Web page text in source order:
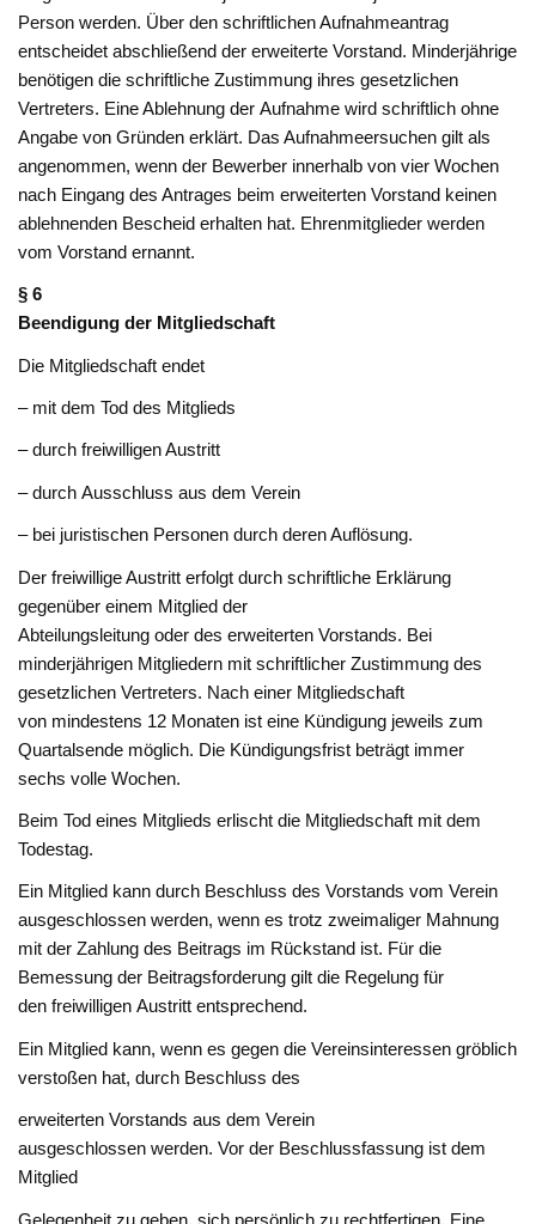
Person werden. Über den schriftlichen Aufnahmeantrag
entscheidet abschließend der erweiterte Vorstand. Minderjährige
benötigen die schriftliche Zustimmung ihres gesetzlichen
Vertreters. Eine Ablehnung der Aufnahme wird schriftlich ohne
Angabe von Gründen erklärt. Das Aufnahmeersuchen gilt als
angenommen, wenn der Bewerber innerhalb von vier Wochen
nach Eingang des Antrages beim erweiterten Vorstand keinen
ablehnenden Bescheid erhalten hat. Ehrenmitglieder werden
vom Vorstand ernannt.
§ 6
Beendigung der Mitgliedschaft
Die Mitgliedschaft endet
– mit dem Tod des Mitglieds
– durch freiwilligen Austritt
– durch Ausschluss aus dem Verein
– bei juristischen Personen durch deren Auflösung.
Der freiwillige Austritt erfolgt durch schriftliche Erklärung
gegenüber einem Mitglied der
Abteilungsleitung oder des erweiterten Vorstands. Bei
minderjährigen Mitgliedern mit schriftlicher Zustimmung des
gesetzlichen Vertreters. Nach einer Mitgliedschaft
von mindestens 12 Monaten ist eine Kündigung jeweils zum
Quartalsende möglich. Die Kündigungsfrist beträgt immer
sechs volle Wochen.
Beim Tod eines Mitglieds erlischt die Mitgliedschaft mit dem
Todestag.
Ein Mitglied kann durch Beschluss des Vorstands vom Verein
ausgeschlossen werden, wenn es trotz zweimaliger Mahnung
mit der Zahlung des Beitrags im Rückstand ist. Für die
Bemessung der Beitragsforderung gilt die Regelung für
den freiwilligen Austritt entsprechend.
Ein Mitglied kann, wenn es gegen die Vereinsinteressen gröblich
verstoßen hat, durch Beschluss des
erweiterten Vorstands aus dem Verein
ausgeschlossen werden. Vor der Beschlussfassung ist dem
Mitglied
Gelegenheit zu geben, sich persönlich zu rechtfertigen. Eine